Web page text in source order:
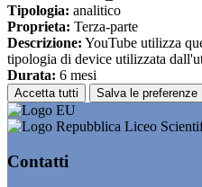
Tipologia: analitico
Proprieta: Terza-parte
Descrizione: YouTube utilizza
tipologia di device utilizzata
Durata: 6 mesi
Accetta tutti Salva le preferenze
Liceo
Contatti